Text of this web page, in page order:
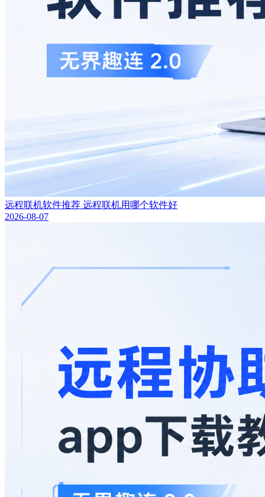
远程联机软件推荐 远程联机用哪个软件好
2026-08-07